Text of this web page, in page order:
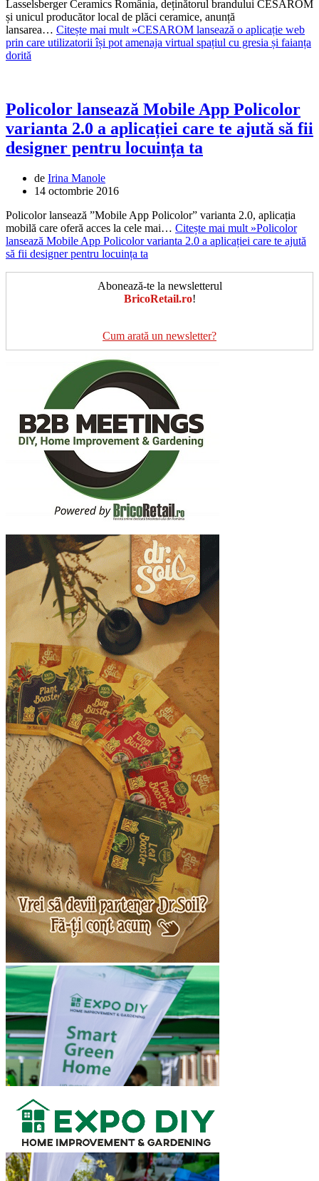
Lasselsberger Ceramics România, deținătorul brandului CESAROM
și unicul producător local de plăci ceramice, anunță
lansarea… Citește mai mult »CESAROM lansează o aplicație web
prin care utilizatorii își pot amenaja virtual spațiul cu gresia și faianța
dorită
Policolor lansează Mobile App Policolor
varianta 2.0 a aplicației care te ajută să fii
designer pentru locuința ta
de Irina Manole
14 octombrie 2016
Policolor lansează ”Mobile App Policolor” varianta 2.0, aplicația
mobilă care oferă acces la cele mai… Citește mai mult »Policolor
lansează Mobile App Policolor varianta 2.0 a aplicației care te ajută
să fii designer pentru locuința ta
Abonează-te la newsletterul
BricoRetail.ro!
Cum arată un newsletter?